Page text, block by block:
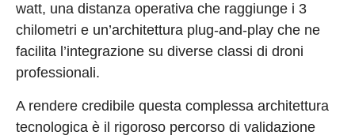
watt, una distanza operativa che raggiunge i 3
chilometri e un’architettura plug-and-play che ne
facilita l’integrazione su diverse classi di droni
professionali.
A rendere credibile questa complessa architettura
tecnologica è il rigoroso percorso di validazione